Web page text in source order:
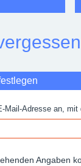
Mail-Adresse an,
Angaben